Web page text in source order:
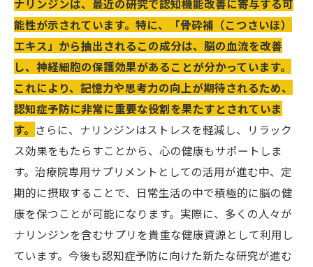
ナリンジンは、最近の研究で認知機能改善に寄与する可
能性が示されています。特に、「骨砕補（こつさいほ）
エキス」から抽出されるこの成分は、脳の血流を改善
し、神経細胞の保護効果があることが分かっています。
これにより、記憶力や思考力の向上が期待されるため、
認知症予防に非常に重要な役割を果たすとされていま
す。 さらに、ナリンジンはストレスを軽減し、リラック
ス効果をもたらすことから、心の健康もサポートしま
す。治療院専用サプリメントとしての活用が進む中、定
期的に摂取することで、日常生活の中で積極的に脳の健
康を保つことが可能になります。実際に、多くの人々が
ナリンジンを含むサプリを貴重な健康資源として利用し
ています。今後も認知症予防に向けた新たな研究が進む